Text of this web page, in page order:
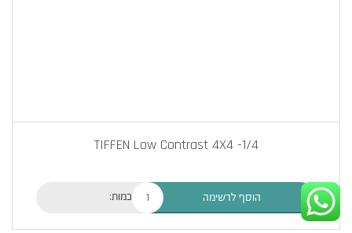
TIFFEN Low Contrast 4X4 -1/4
כמות: הוסף לרשימה